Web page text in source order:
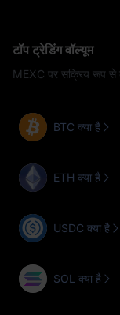
टॉप ट्रेडिंग वॉल्यूम
MEXC पर सक्रिय रूप से
BTC क्या है
ETH क्या है
USDC क्या है
SOL क्या है